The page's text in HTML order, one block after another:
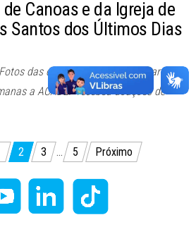
Canoas e da Igreja de
Santos dos Últimos Dias
das doações de alimentos para a
a ACADEF recebeu doações de
2 3 … 5 Próximo